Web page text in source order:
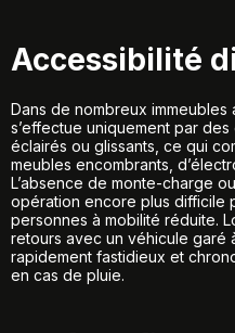
Accessibilité
Dans de nombreux immeubles
s’effectue uniquement par
éclairés ou glissants, ce qui
meubles encombrants,
L’absence de monte-charge
opération encore plus difficile
personnes à mobilité réduite.
retours avec un véhicule garé
rapidement fastidieux et
en cas de pluie.